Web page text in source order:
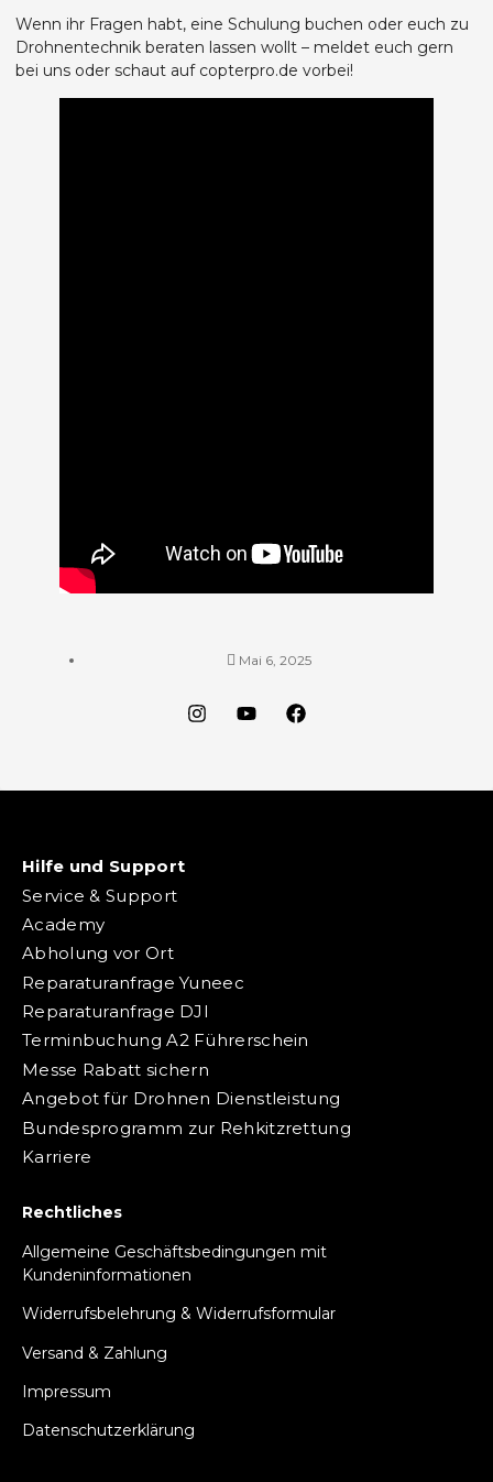
Wenn ihr Fragen habt, eine Schulung buchen oder euch zu
Drohnentechnik beraten lassen wollt – meldet euch gern
bei uns oder schaut auf copterpro.de vorbei!
Mai 6, 2025
Hilfe und Support
Service & Support
Academy
Abholung vor Ort
Reparaturanfrage Yuneec
Reparaturanfrage DJI
Terminbuchung A2 Führerschein
Messe Rabatt sichern
Angebot für Drohnen Dienstleistung
Bundesprogramm zur Rehkitzrettung
Karriere
Rechtliches
Allgemeine Geschäftsbedingungen mit
Kundeninformationen
Widerrufsbelehrung & Widerrufsformular
Versand & Zahlung
Impressum
Datenschutzerklärung